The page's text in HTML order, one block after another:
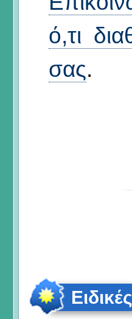
ό,τι
σας.